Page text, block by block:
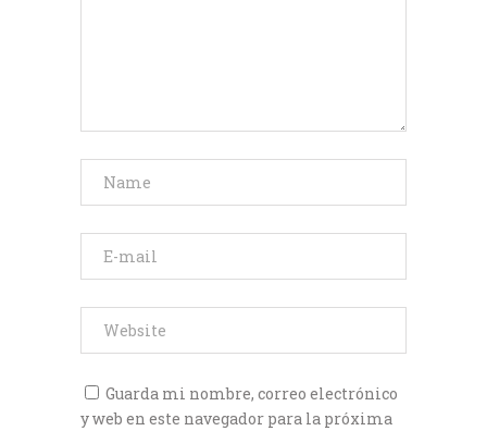
Guarda mi nombre, correo electrónico
y web en este navegador para la próxima